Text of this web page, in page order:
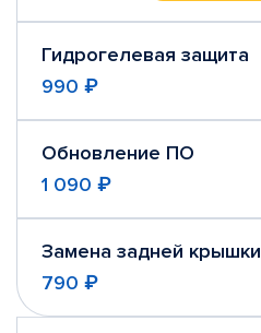
Гидрогелевая защита
990 ₽
Обновление ПО
1 090 ₽
Замена задней крышки
790 ₽